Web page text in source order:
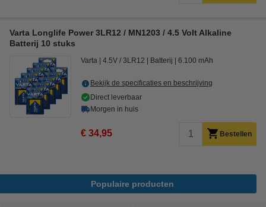
Varta Longlife Power 3LR12 / MN1203 / 4.5 Volt Alkaline
Batterij 10 stuks
Varta 4.5V / 3LR12 Batterij 6.100 mAh
Bekijk de specificaties en beschrijving
Direct leverbaar
Morgen in huis
€ 34,95 Bestellen
Populaire producten